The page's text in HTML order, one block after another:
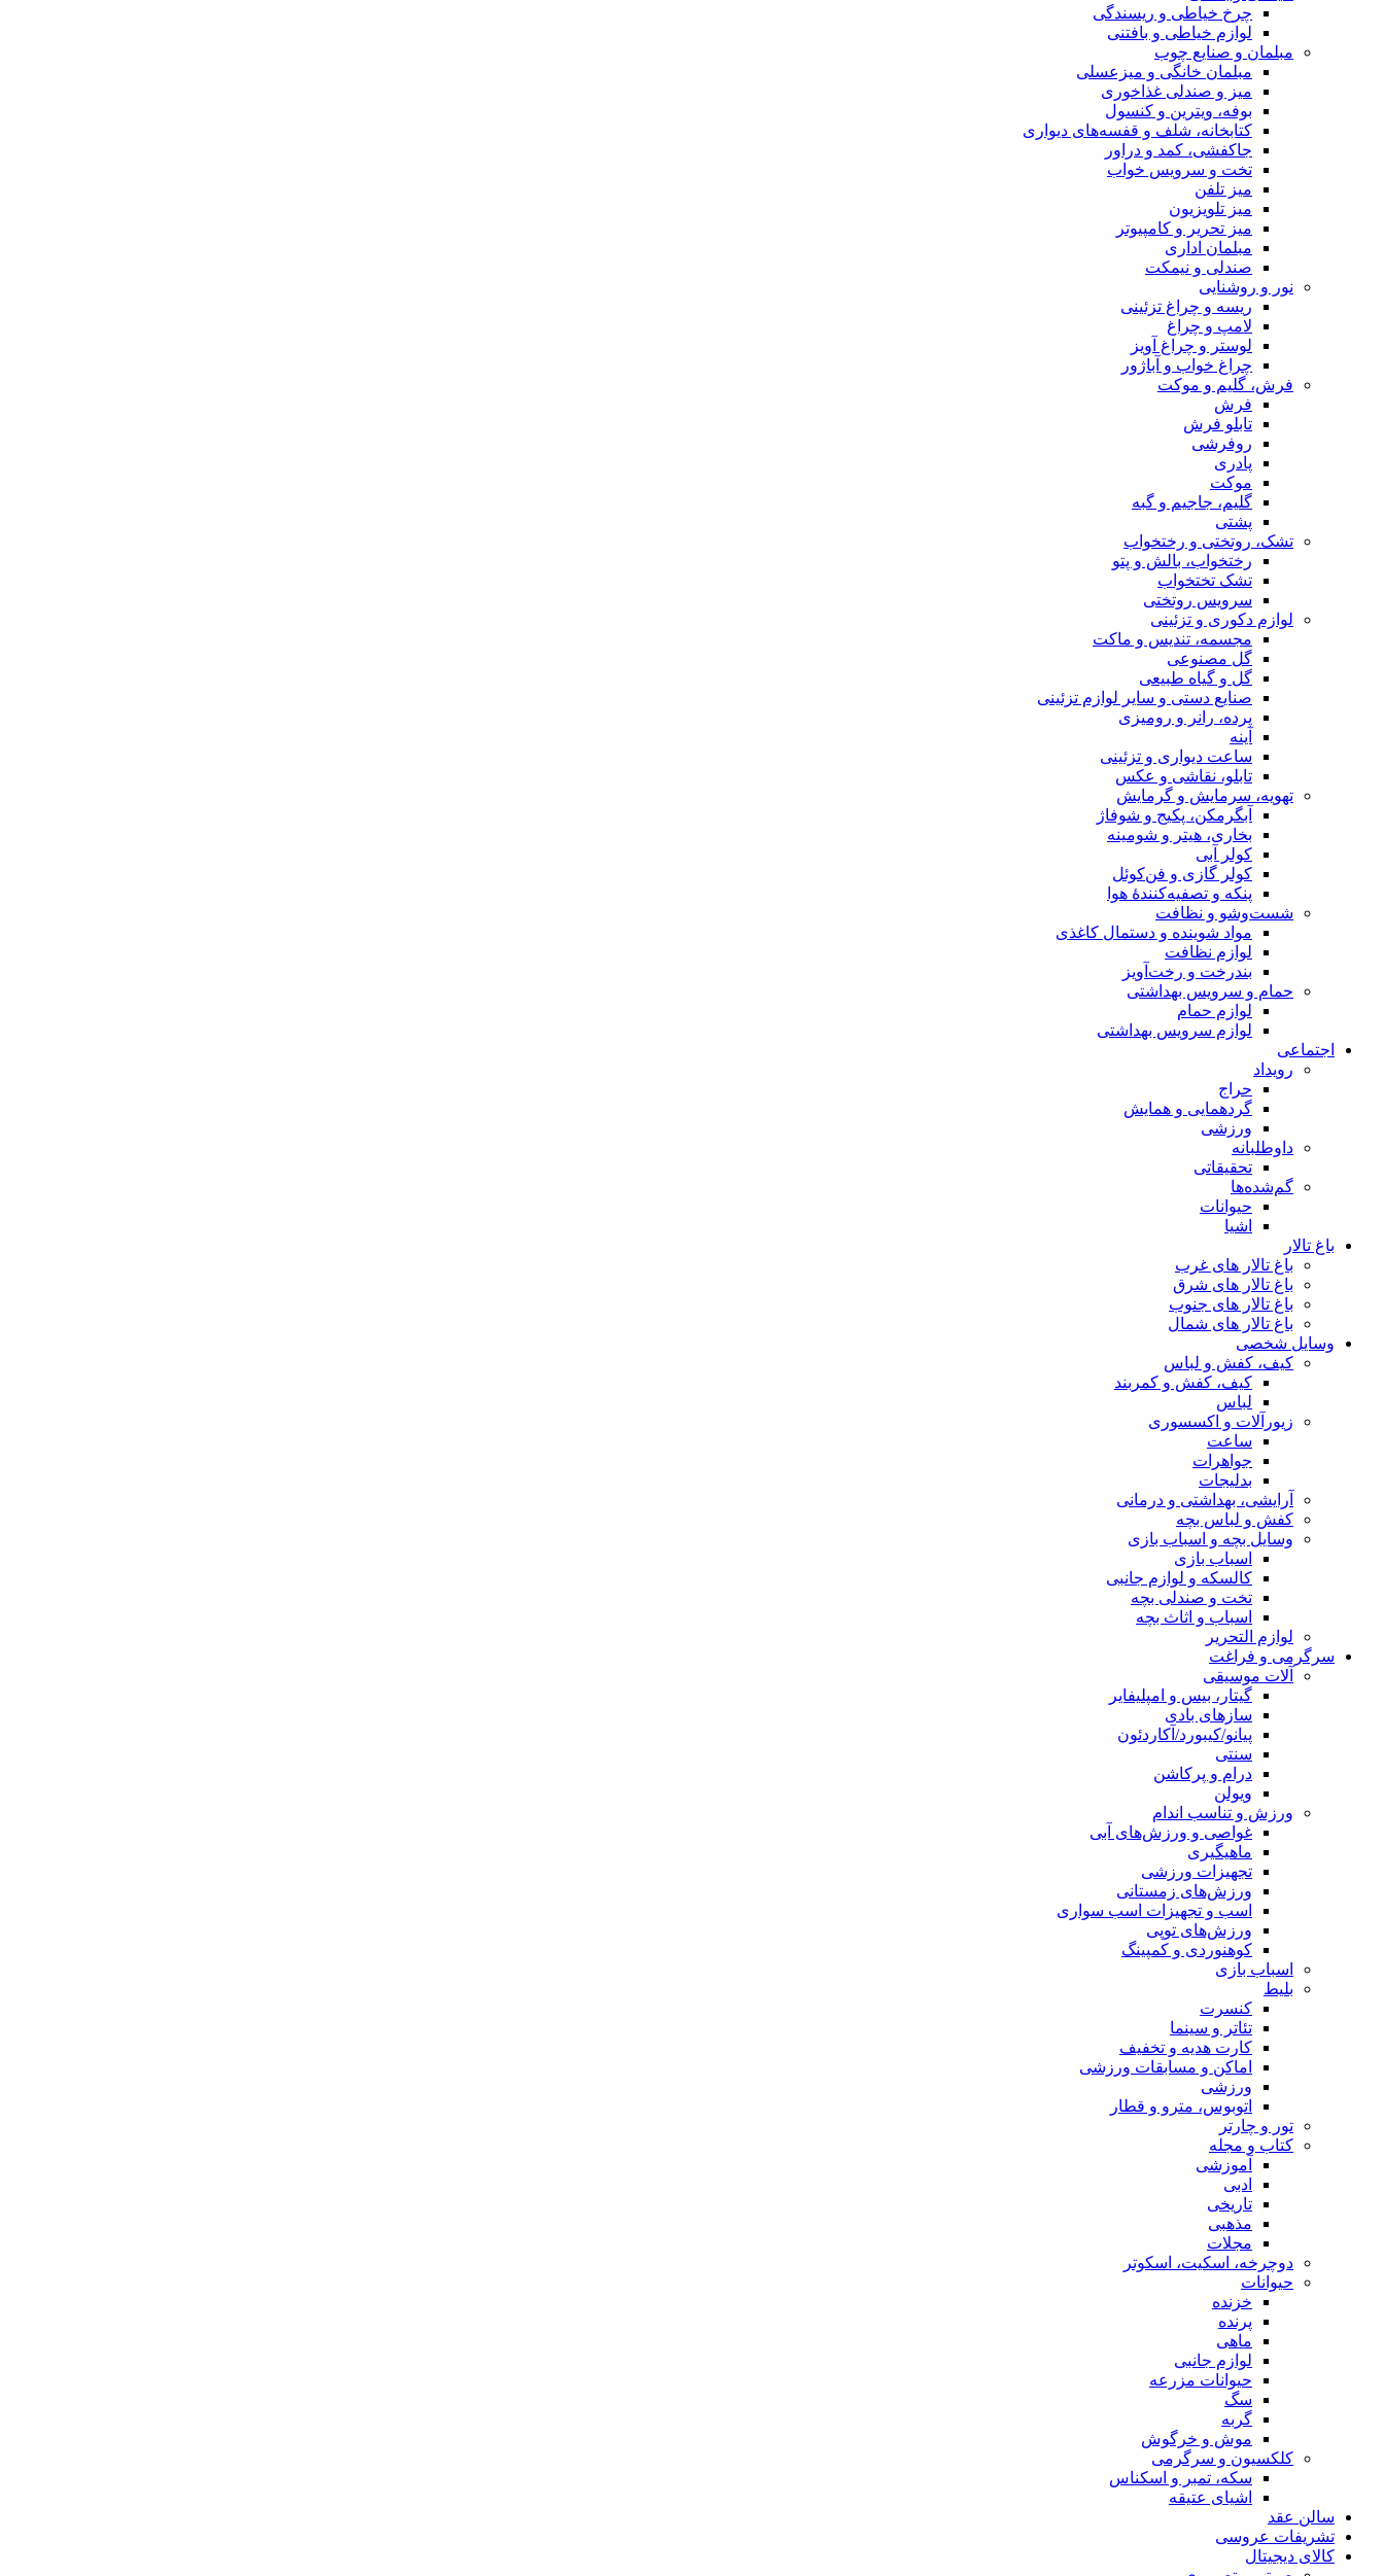
چرخ خیاطی و ریسندگی
لوازم خیاطی و بافتنی
مبلمان و صنایع چوب
مبلمان خانگی و میزعسلی
میز و صندلی غذاخوری
بوفه، ویترین و کنسول
کتابخانه، شلف و قفسه‌های دیواری
جاکفشی، کمد و دراور
تخت و سرویس خواب
میز تلفن
میز تلویزیون
میز تحریر و کامپیوتر
مبلمان اداری
صندلی و نیمکت
نور و روشنایی
ریسه و چراغ تزئینی
لامپ و چراغ
لوستر و چراغ آویز
چراغ خواب و آباژور
فرش، گلیم و موکت
فرش
تابلو فرش
روفرشی
پادری
موکت
گلیم، جاجیم و گبه
پشتی
تشک، روتختی و رختخواب
رختخواب، بالش و پتو
تشک تختخواب
سرویس روتختی
لوازم دکوری و تزئینی
مجسمه، تندیس و ماکت
گل مصنوعی
گل و گیاه طبیعی
صنایع دستی و سایر لوازم تزئینی
پرده، رانر و رومیزی
آینه
ساعت دیواری و تزئینی
تابلو، نقاشی و عکس
تهویه، سرمایش و گرمایش
آبگرمکن، پکیج و شوفاژ
بخاری، هیتر و شومینه
کولر آبی
کولر گازی و فن‌کوئل
پنکه و تصفیه‌کنندهٔ هوا
شست‌وشو و نظافت
مواد شوینده و دستمال کاغذی
لوازم نظافت
بندرخت و رخت‌آویز
حمام و سرویس بهداشتی
لوازم حمام
لوازم سرویس بهداشتی
اجتماعی
رویداد
حراج
گردهمایی و همایش
ورزشی
داوطلبانه
تحقیقاتی
گم‌شده‌ها
حیوانات
اشیا
باغ تالار
باغ تالار های غرب
باغ تالار های شرق
باغ تالار های جنوب
باغ تالار های شمال
وسایل شخصی
کیف، کفش و لباس
کیف، کفش و کمربند
لباس
زیورآلات و اکسسوری
ساعت
جواهرات
بدلیجات
آرایشی، بهداشتی و درمانی
کفش و لباس بچه
وسایل بچه و اسباب بازی
اسباب بازی
کالسکه و لوازم جانبی
تخت و صندلی بچه
اسباب و اثاث بچه
لوازم التحریر
سرگرمی و فراغت
آلات موسیقی
گیتار، بیس و امپلیفایر
سازهای بادی
پیانو/کیبورد/آکاردئون
سنتی
درام و پرکاشن
ویولن
ورزش و تناسب اندام
غواصی و ورزش‌های آبی
ماهیگیری
تجهیزات ورزشی
ورزش‌های زمستانی
اسب و تجهیزات اسب سواری
ورزش‌های توپی
کوهنوردی و کمپینگ
اسباب‌ بازی
بلیط
کنسرت
تئاتر و سینما
کارت هدیه و تخفیف
اماکن و مسابقات ورزشی
ورزشی
اتوبوس، مترو و قطار
تور و چارتر
کتاب و مجله
آموزشی
ادبی
تاریخی
مذهبی
مجلات
دوچرخه، اسکیت، اسکوتر
حیوانات
خزنده
پرنده
ماهی
لوازم جانبی
حیوانات مزرعه
سگ
گربه
موش و خرگوش
کلکسیون و سرگرمی
سکه، تمبر و اسکناس
اشیای عتیقه
سالن عقد
تشریفات عروسی
کالای دیجیتال